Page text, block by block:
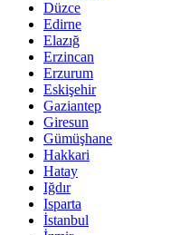
Düzce
Edirne
Elazığ
Erzincan
Erzurum
Eskişehir
Gaziantep
Giresun
Gümüşhane
Hakkari
Hatay
Iğdır
Isparta
İstanbul